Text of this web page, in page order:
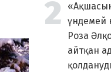
үндемей
Роза
айтқан